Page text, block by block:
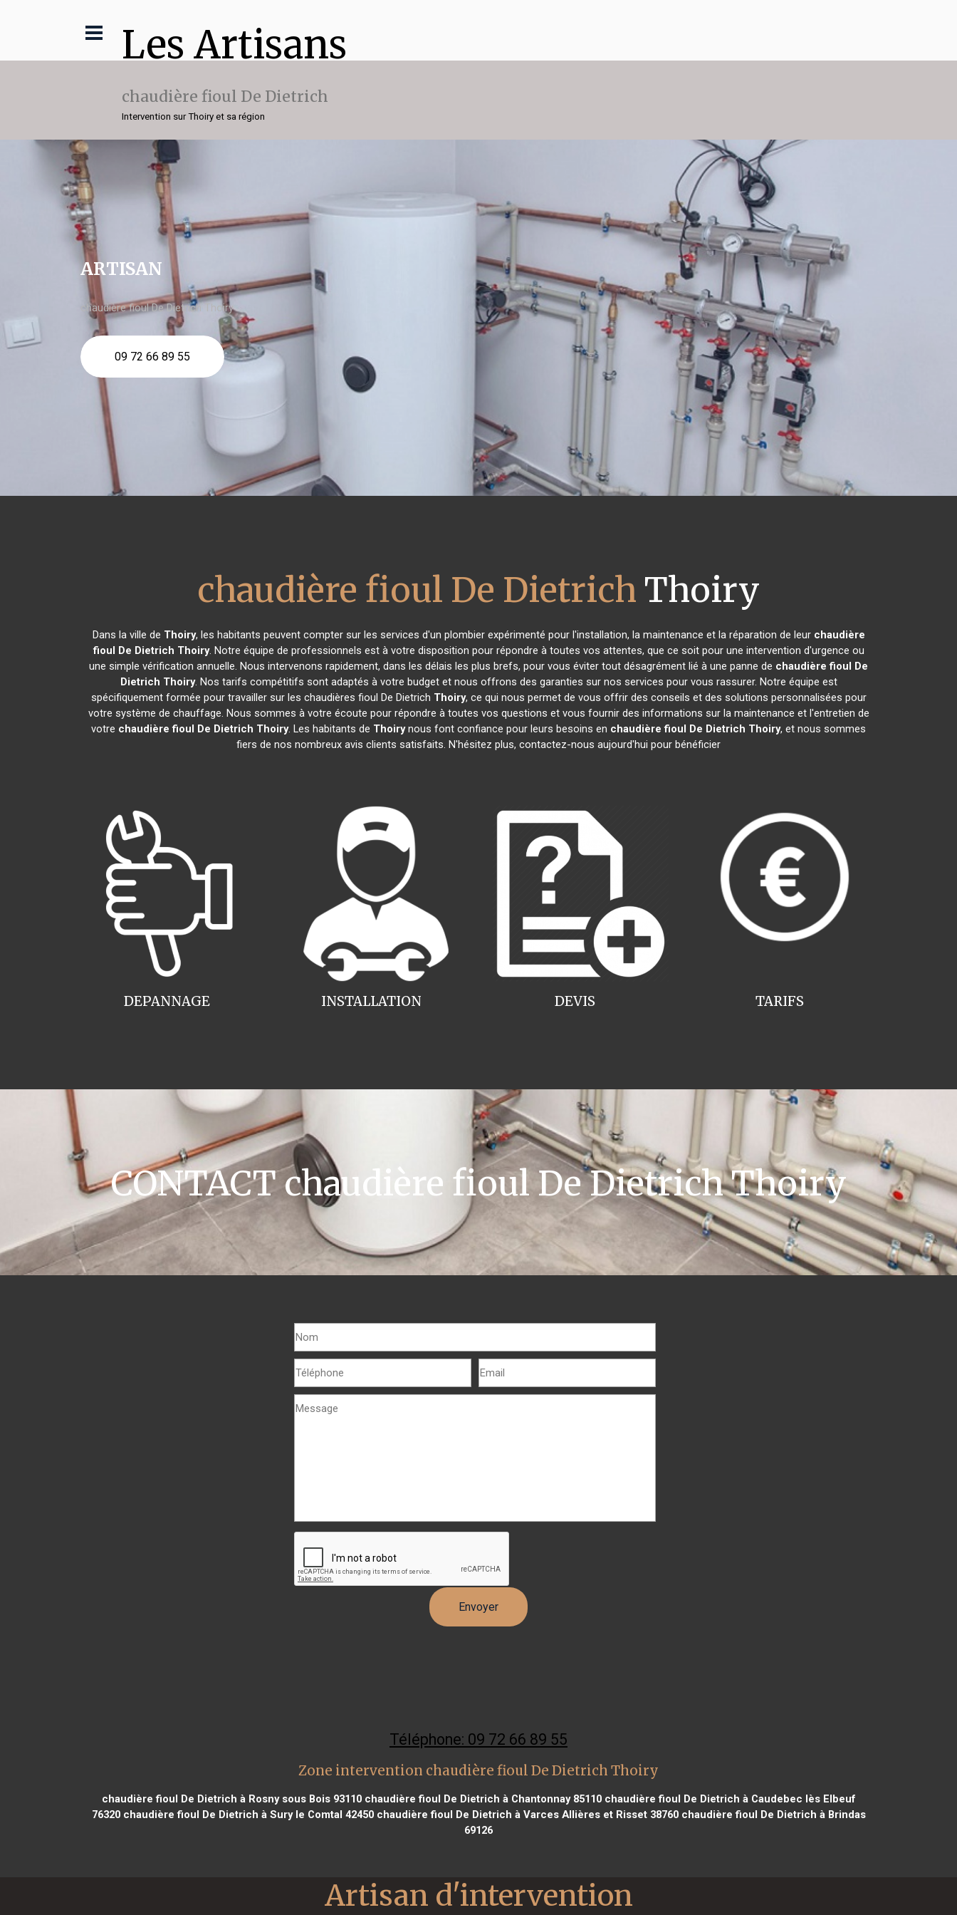
Les Artisans
chaudière fioul De Dietrich
Intervention sur Thoiry et sa région
ARTISAN
chaudière fioul De Dietrich Thoiry
09 72 66 89 55
chaudière fioul De Dietrich Thoiry
Dans la ville de Thoiry, les habitants peuvent compter sur les services d'un plombier expérimenté pour l'installation, la maintenance et la réparation de leur chaudière
fioul De Dietrich Thoiry. Notre équipe de professionnels est à votre disposition pour répondre à toutes vos attentes, que ce soit pour une intervention d'urgence ou
une simple vérification annuelle. Nous intervenons rapidement, dans les délais les plus brefs, pour vous éviter tout désagrément lié à une panne de chaudière fioul De
Dietrich Thoiry. Nos tarifs compétitifs sont adaptés à votre budget et nous offrons des garanties sur nos services pour vous rassurer. Notre équipe est
spécifiquement formée pour travailler sur les chaudières fioul De Dietrich Thoiry, ce qui nous permet de vous offrir des conseils et des solutions personnalisées pour
votre système de chauffage. Nous sommes à votre écoute pour répondre à toutes vos questions et vous fournir des informations sur la maintenance et l'entretien de
votre chaudière fioul De Dietrich Thoiry. Les habitants de Thoirynous font confiance pour leurs besoins en chaudière fioul De Dietrich Thoiry, et nous sommes
fiers de nos nombreux avis clients satisfaits. N'hésitez plus, contactez-nous aujourd'hui pour bénéficier
INSTALLATION
DEPANNAGE TARIFS
DEVIS
CONTACT chaudière fioul De Dietrich Thoiry
Téléphone: 09 72 66 89 55
Zone intervention chaudière fioul De Dietrich Thoiry
chaudière fioul De Dietrich à Rosny sous Bois 93110chaudière fioul De Dietrich à Chantonnay 85110chaudière fioul De Dietrich à Caudebec lès Elbeuf
76320chaudière fioul De Dietrich à Sury le Comtal 42450chaudière fioul De Dietrich à Varces Allières et Risset 38760chaudière fioul De Dietrich à Brindas
69126
Artisan d'intervention